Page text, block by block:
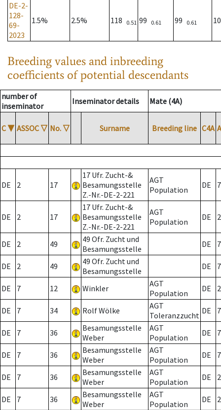
DE-2-
128-
69-
2023
1.5% 2.5% 118 0.51 99 0.61 99 0.61
Breeding values and inbreeding
coefficients of potential descendants
number of
inseminator
Inseminator details Mate (4A)
C ▼ ASSOC ▽ No. ▽ Surname Breeding line C4A
DE 2 17
17 Ufr. Zucht-&
Besamungsstelle
Z.-Nr.-DE-2-221
AGT
Population
DE 7
DE 2 17
17 Ufr. Zucht-&
Besamungsstelle
Z.-Nr.-DE-2-221
AGT
Population
DE 2
DE 2 49
49 Ofr. Zucht und
Besamungsstelle
DE 7
DE 2 49
49 Ofr. Zucht und
Besamungsstelle
DE 7
DE 7 12 Winkler
AGT
Population
DE 2
DE 7 34 Rolf Wölke
AGT
Toleranzzucht DE 7
DE 7 36
Besamungsstelle
Weber
AGT
Population
DE 7
DE 7 36
Besamungsstelle
Weber
AGT
Population
DE 7
DE 7 36
Besamungsstelle
Weber
AGT
Population
DE 2
DE 7 36
Besamungsstelle
Weber
AGT
Population
DE 2